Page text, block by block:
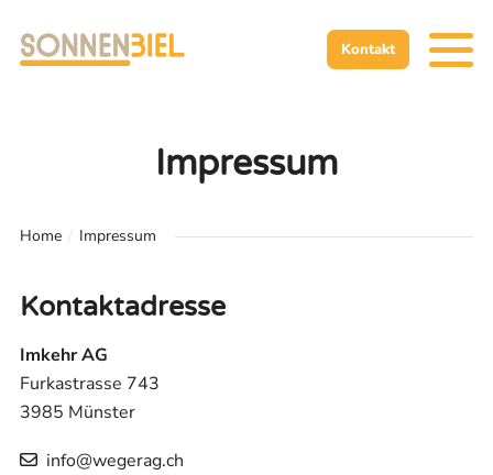
Kontakt
Home Impressum
Impressum
Kontaktadresse
Imkehr AG
Furkastrasse 743
3985 Münster
info@wegerag.ch